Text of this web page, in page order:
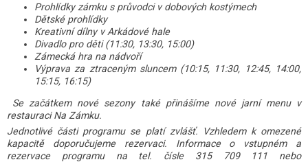
Prohlídky zámku s průvodci v dobových kostýmech
Dětské prohlídky
Kreativní dílny v Arkádové hale
Divadlo pro děti (11:30, 13:30, 15:00)
Zámecká hra na nádvoří
Výprava za ztraceným sluncem (10:15, 11:30, 12:45, 14:00,
15:15, 16:15)
Se začátkem nové sezony také přinášíme nové jarní menu v
restauraci Na Zámku.
Jednotlivé části programu se platí zvlášť. Vzhledem k omezené
kapacitě doporučujeme rezervaci. Informace o vstupném a
rezervace programu na tel. čísle 315 709 111 nebo